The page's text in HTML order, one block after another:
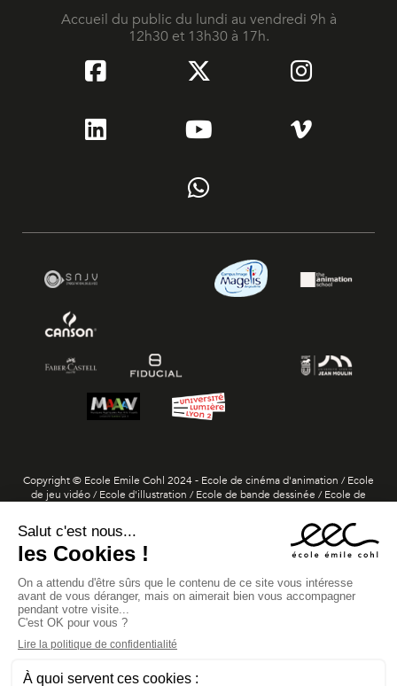
Accueil du public du lundi au vendredi 9h à
12h30 et 13h30 à 17h.
Copyright © Ecole Emile Cohl 2024 - Ecole de cinéma d'animation / Ecole
de jeu vidéo / Ecole d'illustration / Ecole de bande dessinée / Ecole de
Diplôme visé de Dessinateur Praticien / niveau 6 par le ministère de
l'Enseignement supérieur et de la Recherche (arrêté du 24 juin 2020, paru
au BO n°29 du 16 juillet 2020)
Diplôme visé de Dessinateur 3D / niveau 6 par le ministère de
l'Enseignement supérieur et de la Recherche (arrêté du 12 janvier 2023,
paru au BO n°4 du 26 janvier 2023)
Titre de Concepteur artistique - Réalisateur de jeu vidéo / niveau 7
enregistré au Registre national des certifications professionnelles
(RNCP35283)
niveau 7 enregistré au Registre national des certifications professionnelles